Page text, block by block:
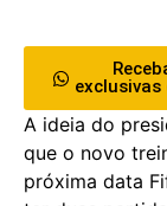
exclusivas
A ideia do
que o novo
próxima data